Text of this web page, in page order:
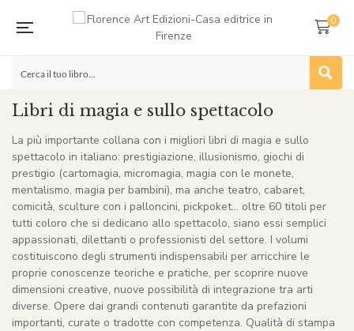
0
Libri di magia e sullo spettacolo
La più importante collana con i migliori libri di magia e sullo
spettacolo in italiano: prestigiazione, illusionismo, giochi di
prestigio (cartomagia, micromagia, magia con le monete,
mentalismo, magia per bambini), ma anche teatro, cabaret,
comicità, sculture con i palloncini, pickpoket… oltre 60 titoli per
tutti coloro che si dedicano allo spettacolo, siano essi semplici
appassionati, dilettanti o professionisti del settore. I volumi
costituiscono degli strumenti indispensabili per arricchire le
proprie conoscenze teoriche e pratiche, per scoprire nuove
dimensioni creative, nuove possibilità di integrazione tra arti
diverse. Opere dai grandi contenuti garantite da prefazioni
importanti, curate o tradotte con competenza. Qualità di stampa